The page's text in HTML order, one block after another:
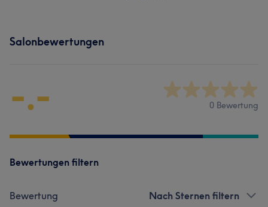
Salonbewertungen
-.- 0 Bewertung
Bewertungen filtern
Bewertung Nach Sternen filtern